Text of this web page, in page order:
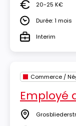
Salaire20-25 K€
DuréeDurée: 1 mois
TypeInterim
Commerce /
Employé
Lieu